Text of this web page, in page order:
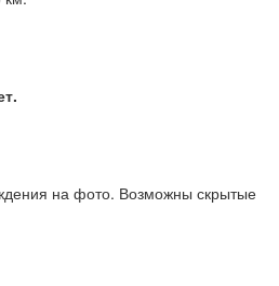
на фото. Возможны скрытые